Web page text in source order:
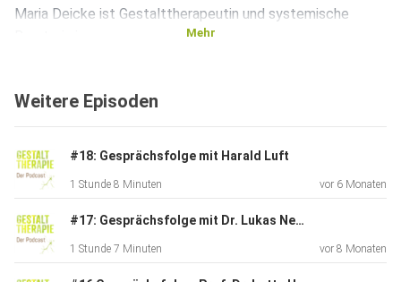
Maria Deicke ist Gestalttherapeutin und systemische
oder Gruppen mit Jugendlichen, Erwachsenen, Familien und
und bietet Workshops an. Außerdem unterrichtet sie als
Lehrerin für Gesundheitslehre und Psychologie am
beruflichen
Gymnasium.
Mehr
Weitere Episoden
#18: Gesprächsfolge mit Harald Luft
1 Stunde 8 Minuten vor 6 Monaten
#17: Gesprächsfolge mit Dr. Lukas Neumeier
1 Stunde 7 Minuten vor 8 Monaten